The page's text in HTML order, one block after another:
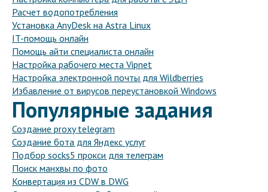
Расчет водопотребления
Установка AnyDesk на Astra Linux
IT-помощь онлайн
Помощь айти специалиста онлайн
Настройка рабочего места Vipnet
Настройка электронной почты для Wildberries
Избавление от вирусов переустановкой Windows
Популярные задания
Создание proxy telegram
Создание бота для Яндекс услуг
Подбор socks5 прокси для телеграм
Поиск манхвы по фото
Конвертация из CDW в DWG